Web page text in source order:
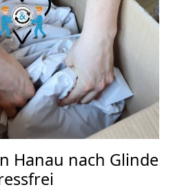
Hanau nach Glinde